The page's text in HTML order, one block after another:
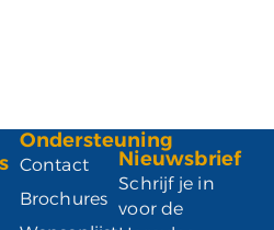
Ondersteuning
Contact
Brochures
Nieuwsbrief
Schrijf je in
voor de